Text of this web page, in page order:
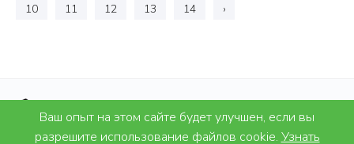
10
11 12 13 14 ›
Ваш опыт на этом сайте будет улучшен, если вы
разрешите использование файлов cookie. Узнать